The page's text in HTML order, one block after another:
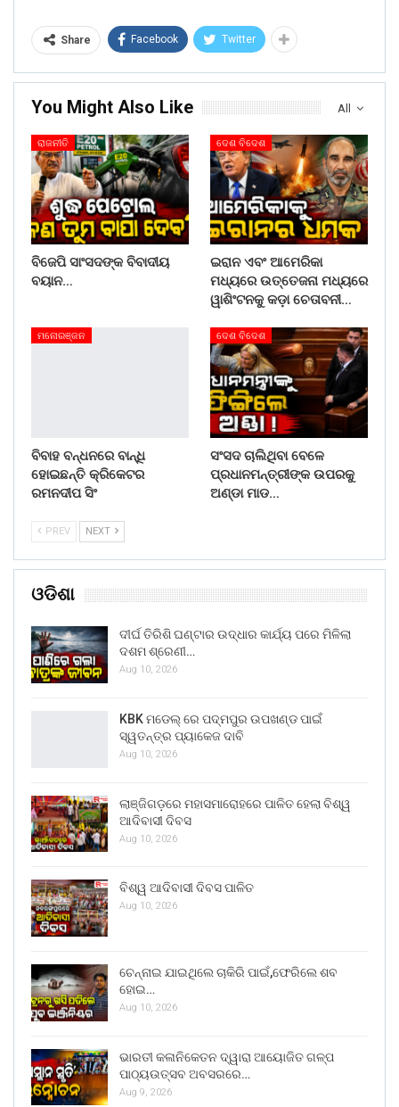
Share Facebook Twitter
All
You Might Also Like
ରାଜନୀତି
ବିଜେପି ସାଂସଦଙ୍କ ବିବାଦୀୟ
ବୟାନ…
ଦେଶ ବିଦେଶ
ଇରାନ ଏବଂ ଆମେରିକା
ମଧ୍ୟରେ ଉତ୍ତେଜନା ମଧ୍ୟରେ
ୱାଶିଂଟନକୁ କଡ଼ା ଚେତାବନୀ…
ମନୋରଞ୍ଜନ
ବିବାହ ବନ୍ଧନରେ ବାନ୍ଧି
ହୋଇଛନ୍ତି କ୍ରିକେଟର
ରମନଦୀପ ସିଂ
ଦେଶ ବିଦେଶ
ସଂସଦ ଚାଲିଥିବା ବେଳେ
ପ୍ରଧାନମନ୍ତ୍ରୀଙ୍କ ଉପରକୁ
ଅଣ୍ଡା ମାଡ…
PREV NEXT
ଓଡିଶା
ଦୀର୍ଘ ତିରିଶି ଘଣ୍ଟାର ଉଦ୍ଧାର କାର୍ଯ୍ୟ ପରେ ମିଳିଲା
ଦଶମ ଶ୍ରେଣୀ…
Aug 10, 2026
KBK ମଡେଲ୍ ରେ ପଦ୍ମପୁର ଉପଖଣ୍ଡ ପାଇଁ
ସ୍ୱତନ୍ତ୍ର ପ୍ୟାକେଜ ଦାବି
Aug 10, 2026
ଲାଞ୍ଜିଗଡ଼ରେ ମହାସମାରୋହରେ ପାଳିତ ହେଲା ବିଶ୍ୱ
ଆଦିବାସୀ ଦିବସ
Aug 10, 2026
ବିଶ୍ୱ ଆଦିବାସୀ ଦିବସ ପାଳିତ
Aug 10, 2026
ଚେନ୍ନାଇ ଯାଇଥିଲେ ଚାକିରି ପାଇଁ,ଫେରିଲେ ଶବ
ହୋଇ…
Aug 10, 2026
ଭାରତୀ କଳାନିକେତନ ଦ୍ୱାରା ଆୟୋଜିତ ଗଳ୍ପ
ପାଠ୍ୟଉତ୍ସବ ଅବସରରେ…
Aug 9, 2026